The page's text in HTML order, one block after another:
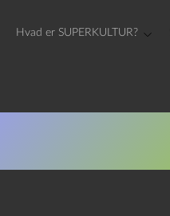
Hvad er SUPERKULTUR?